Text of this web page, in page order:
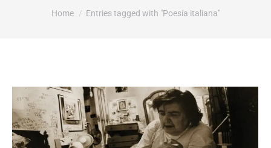
You are here:
Home Entries tagged with "Poesía italiana"